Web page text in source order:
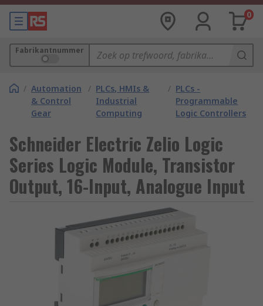
0
Fabrikantnummer
/ Automation
& Control
Gear
/ PLCs, HMIs &
Industrial
Computing
/ PLCs -
Programmable
Logic Controllers
Schneider Electric Zelio Logic
Series Logic Module, Transistor
Output, 16-Input, Analogue Input